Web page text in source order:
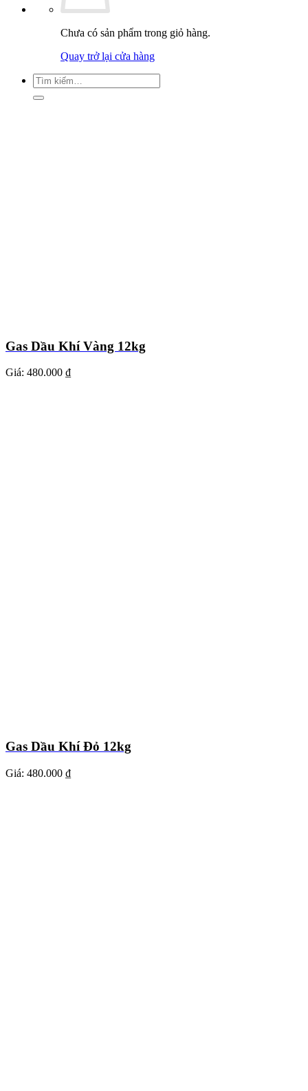
Chưa có sản phẩm trong giỏ hàng.
Quay trở lại cửa hàng
Tìm
kiếm:
Gas Dầu Khí Vàng 12kg
Giá: 480.000 ₫
Gas Dầu Khí Đỏ 12kg
Giá: 480.000 ₫